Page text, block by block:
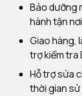
Bảo dưỡng
hành tận
Giao hàng,
trợ kiểm tra
Hỗ trợ sửa
thời gian sử